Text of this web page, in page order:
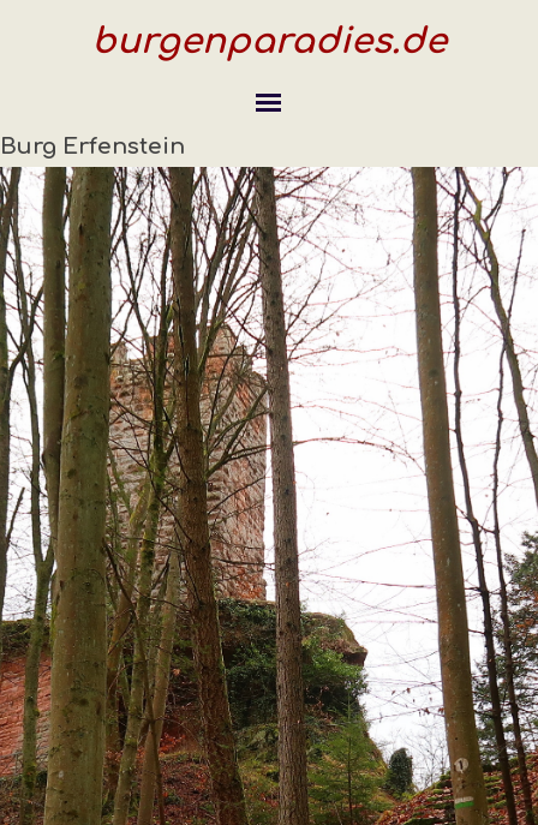
burgenparadies.de
Burg Erfenstein